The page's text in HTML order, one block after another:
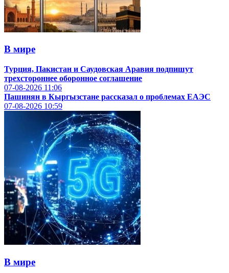
В мире
Турция, Пакистан и Саудовская Аравия подпишут
трехстороннее оборонное соглашение
07-08-2026 11:06
Пашинян в Кыргызстане рассказал о проблемах ЕАЭС
07-08-2026 10:59
В мире